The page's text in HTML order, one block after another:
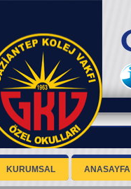
KURUMSAL ANASAYFA